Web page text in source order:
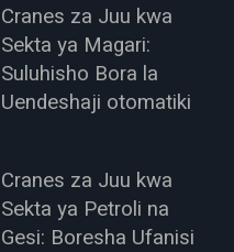
Cranes za Juu kwa
Sekta ya Magari:
Suluhisho Bora la
Uendeshaji otomatiki
Cranes za Juu kwa
Sekta ya Petroli na
Gesi: Boresha Ufanisi